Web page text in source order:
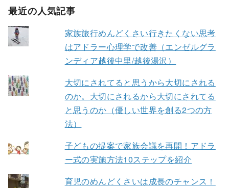
最近の人気記事
家族旅行めんどくさい行きたくない思考
はアドラー心理学で改善（エンゼルグラ
ンディア越後中里/越後湯沢）
大切にされてると思うから大切にされる
のか。大切にされるから大切にされてる
と思うのか（優しい世界を創る2つの方
法）
子どもの提案で家族会議を再開！アドラ
ー式の実施方法10ステップを紹介
育児のめんどくさいは成長のチャンス！